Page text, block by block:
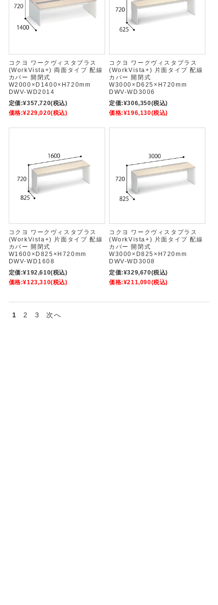
コクヨ ワークヴィスタプラス
(WorkVista+) 両面タイプ 配線
カバー 開閉式
W2000×D1400×H720mm
DWV-WD2014
定価:¥357,720(税込)
価格:¥229,020(税込)
コクヨ ワークヴィスタプラス
(WorkVista+) 片面タイプ 配線
カバー 開閉式
W3000×D625×H720mm
DWV-WD3006
定価:¥306,350(税込)
価格:¥196,130(税込)
コクヨ ワークヴィスタプラス
(WorkVista+) 片面タイプ 配線
カバー 開閉式
W1600×D825×H720mm
DWV-WD1608
定価:¥192,610(税込)
価格:¥123,310(税込)
コクヨ ワークヴィスタプラス
(WorkVista+) 片面タイプ 配線
カバー 開閉式
W3000×D825×H720mm
DWV-WD3008
定価:¥329,670(税込)
価格:¥211,090(税込)
1 2 3 次へ